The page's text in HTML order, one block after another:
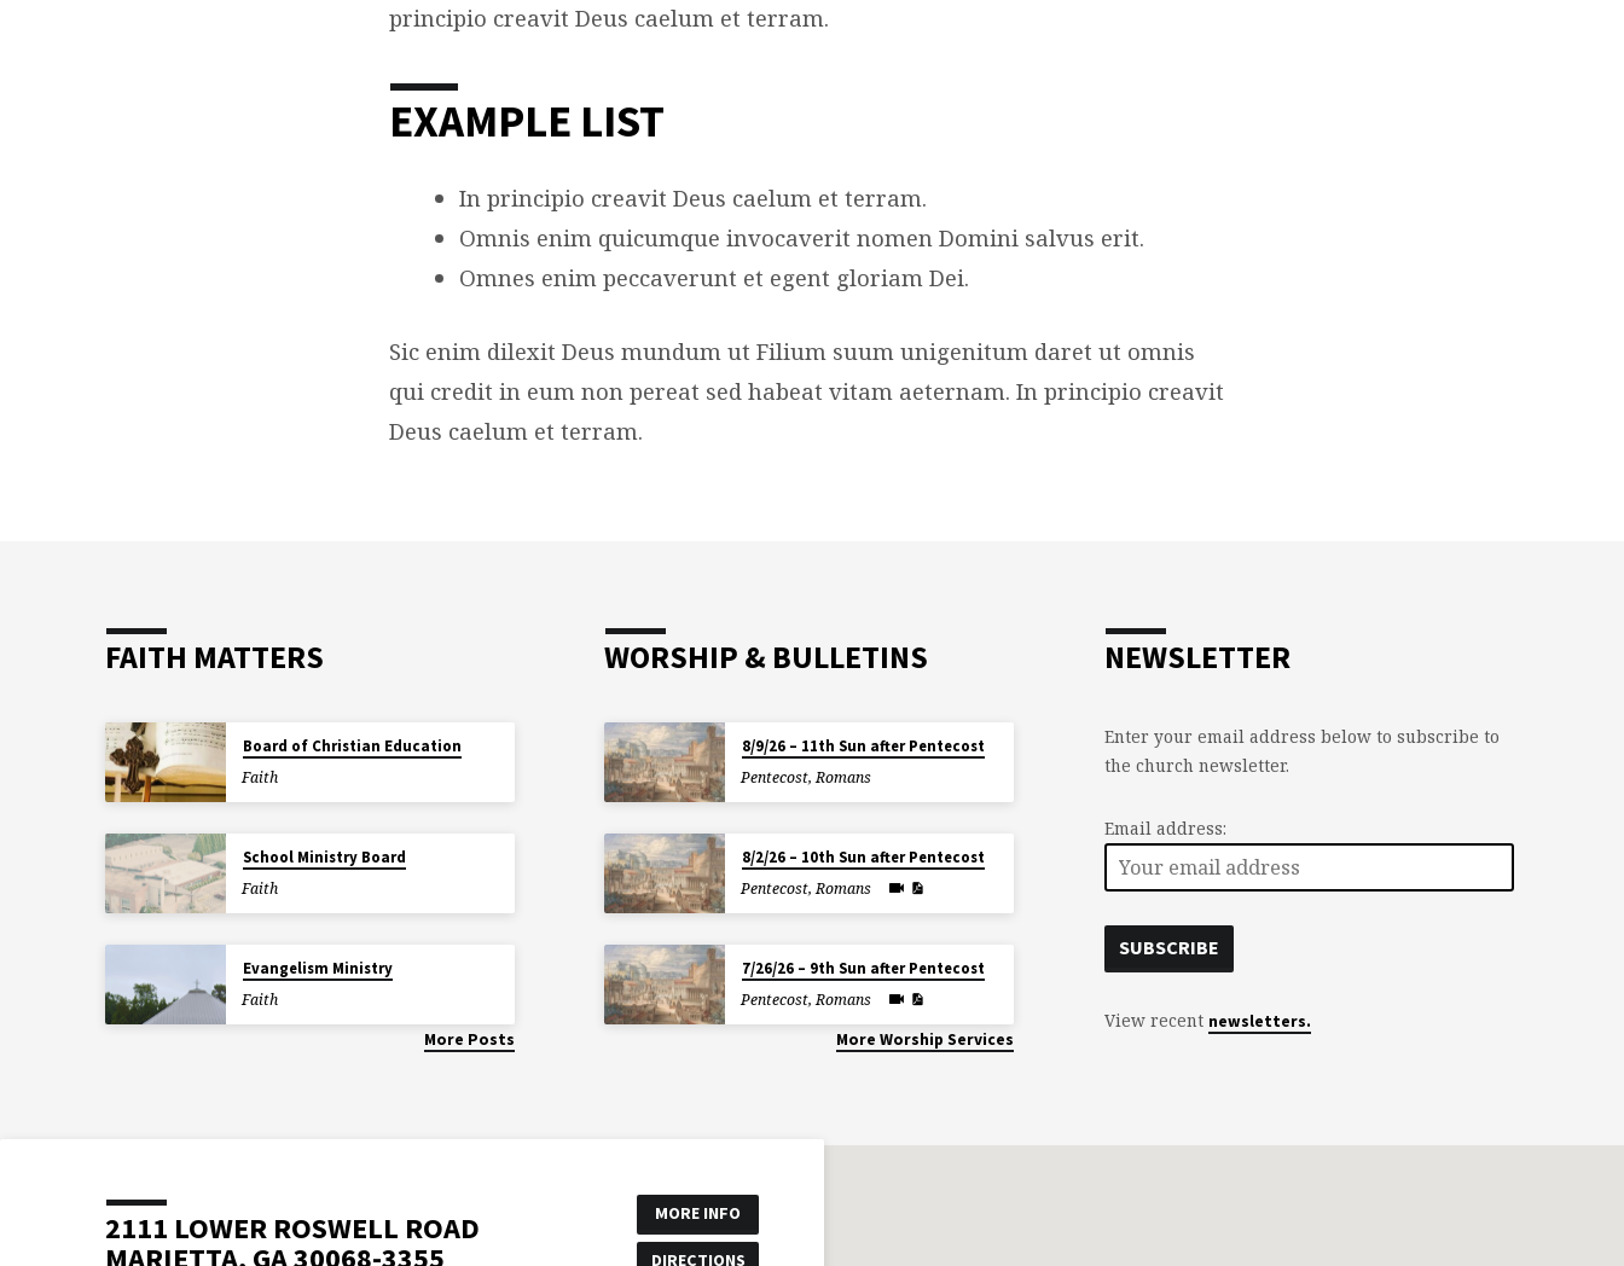
principio creavit Deus caelum et terram.
EXAMPLE LIST
In principio creavit Deus caelum et terram.
Omnis enim quicumque invocaverit nomen Domini salvus erit.
Omnes enim peccaverunt et egent gloriam Dei.
Sic enim dilexit Deus mundum ut Filium suum unigenitum daret ut omnis
qui credit in eum non pereat sed habeat vitam aeternam. In principio creavit
Deus caelum et terram.
FAITH MATTERS
Board of Christian Education
Faith
School Ministry Board
Faith
Evangelism Ministry
Faith
More Posts
WORSHIP & BULLETINS
8/9/26 – 11th Sun after Pentecost
Pentecost,Romans
8/2/26 – 10th Sun after Pentecost
Pentecost,Romans
7/26/26 – 9th Sun after Pentecost
Pentecost,Romans
More Worship Services
NEWSLETTER
Enter your email address below to subscribe to
the church newsletter.
Email address:
View recent newsletters.
2111 LOWER ROSWELL ROAD
MARIETTA, GA 30068-3355
MORE INFO
DIRECTIONS